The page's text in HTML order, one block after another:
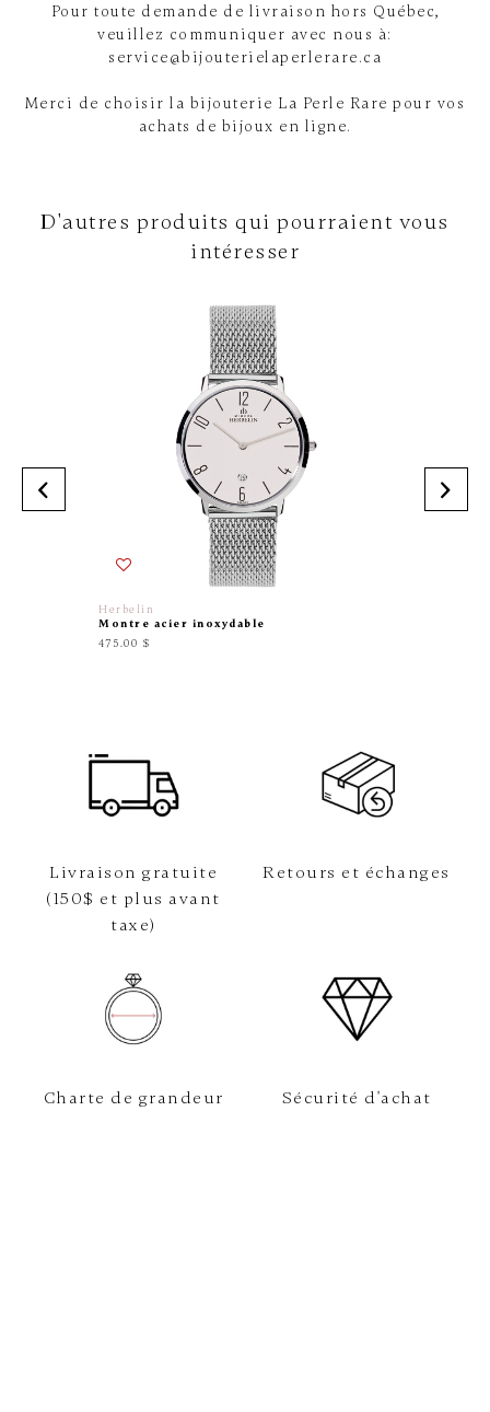
Pour toute demande de livraison hors Québec,
veuillez communiquer avec nous à:
service@bijouterielaperlerare.ca
Merci de choisir la bijouterie La Perle Rare pour vos
achats de bijoux en ligne.
D'autres produits qui pourraient vous
intéresser
Herbelin
Montre acier inoxydable
475.00 $
Livraison gratuite
(150$ et plus avant
taxe)
Retours et échanges
Charte de grandeur Sécurité d'achat